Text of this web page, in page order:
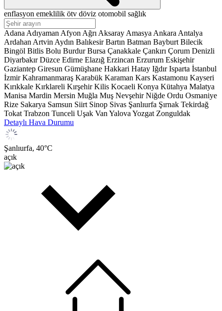
enflasyon emeklilik ötv döviz otomobil sağlık
Adana Adıyaman Afyon Ağrı Aksaray Amasya Ankara Antalya
Ardahan Artvin Aydın Balıkesir Bartın Batman Bayburt Bilecik
Bingöl Bitlis Bolu Burdur Bursa Çanakkale Çankırı Çorum Denizli
Diyarbakır Düzce Edirne Elazığ Erzincan Erzurum Eskişehir
Gaziantep Giresun Gümüşhane Hakkari Hatay Iğdır Isparta İstanbul
İzmir Kahramanmaraş Karabük Karaman Kars Kastamonu Kayseri
Kırıkkale Kırklareli Kırşehir Kilis Kocaeli Konya Kütahya Malatya
Manisa Mardin Mersin Muğla Muş Nevşehir Niğde Ordu Osmaniye
Rize Sakarya Samsun Siirt Sinop Sivas Şanlıurfa Şırnak Tekirdağ
Tokat Trabzon Tunceli Uşak Van Yalova Yozgat Zonguldak
Detaylı Hava Durumu
Şanlıurfa, 40°C
açık